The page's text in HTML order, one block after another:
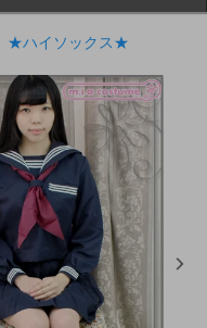
★ハイソックス★